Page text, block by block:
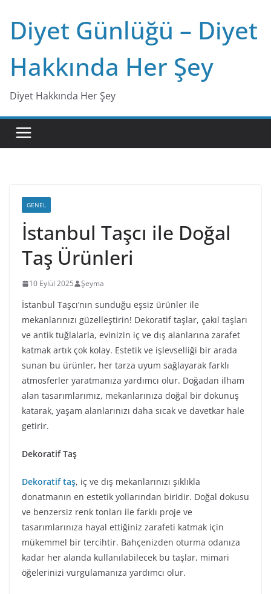
content
Diyet Günlüğü – Diyet
Hakkında Her Şey
Diyet Hakkında Her Şey
GENEL
İstanbul Taşcı ile Doğal
Taş Ürünleri
10 Eylül 2025 Şeyma
İstanbul Taşcı’nın sunduğu eşsiz ürünler ile
mekanlarınızı güzelleştirin! Dekoratif taşlar, çakıl taşları
ve antik tuğlalarla, evinizin iç ve dış alanlarına zarafet
katmak artık çok kolay. Estetik ve işlevselliği bir arada
sunan bu ürünler, her tarza uyum sağlayarak farklı
atmosferler yaratmanıza yardımcı olur. Doğadan ilham
alan tasarımlarımız, mekanlarınıza doğal bir dokunuş
katarak, yaşam alanlarınızı daha sıcak ve davetkar hale
getirir.
Dekoratif Taş
Dekoratif taş, iç ve dış mekanlarınızı şıklıkla
donatmanın en estetik yollarından biridir. Doğal dokusu
ve benzersiz renk tonları ile farklı proje ve
tasarımlarınıza hayal ettiğiniz zarafeti katmak için
mükemmel bir tercihtir. Bahçenizden oturma odanıza
kadar her alanda kullanılabilecek bu taşlar, mimari
öğelerinizi vurgulamanıza yardımcı olur.